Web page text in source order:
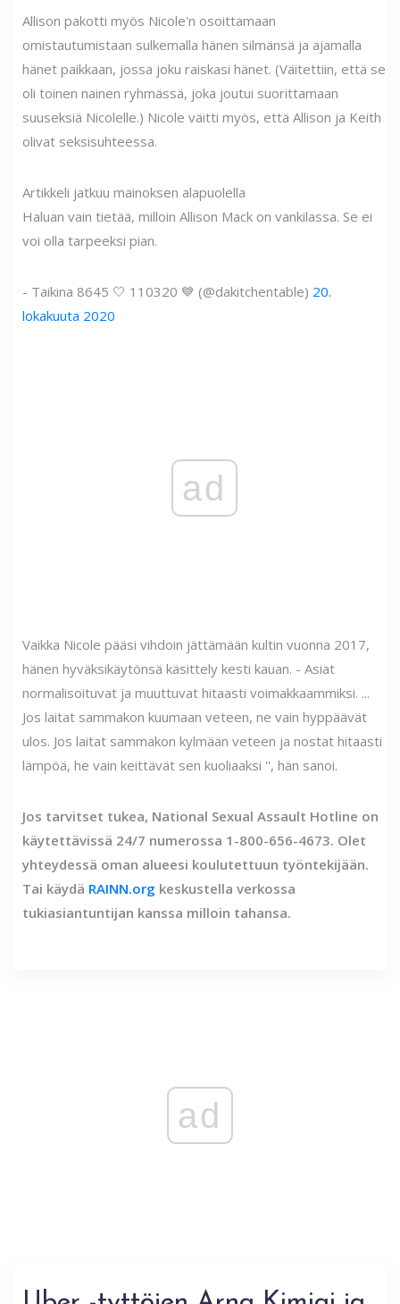
Allison pakotti myös Nicole'n osoittamaan
omistautumistaan ​​sulkemalla hänen silmänsä ja ajamalla
hänet paikkaan, jossa joku raiskasi hänet. (Väitettiin, että se
oli toinen nainen ryhmässä, joka joutui suorittamaan
suuseksiä Nicolelle.) Nicole väitti myös, että Allison ja Keith
olivat seksisuhteessa.
Artikkeli jatkuu mainoksen alapuolella
Haluan vain tietää, milloin Allison Mack on vankilassa. Se ei
voi olla tarpeeksi pian.
- Taikina 8645 🤍 110320 💙 (@dakitchentable) 20.
lokakuuta 2020
ad
Vaikka Nicole pääsi vihdoin jättämään kultin vuonna 2017,
hänen hyväksikäytönsä käsittely kesti kauan. - Asiat
normalisoituvat ja muuttuvat hitaasti voimakkaammiksi. ...
Jos laitat sammakon kuumaan veteen, ne vain hyppäävät
ulos. Jos laitat sammakon kylmään veteen ja nostat hitaasti
lämpöä, he vain keittävät sen kuoliaaksi '', hän sanoi.
Jos tarvitset tukea, National Sexual Assault Hotline on
käytettävissä 24/7 numerossa 1-800-656-4673. Olet
yhteydessä oman alueesi koulutettuun työntekijään.
Tai käydä RAINN.org keskustella verkossa
tukiasiantuntijan kanssa milloin tahansa.
ad